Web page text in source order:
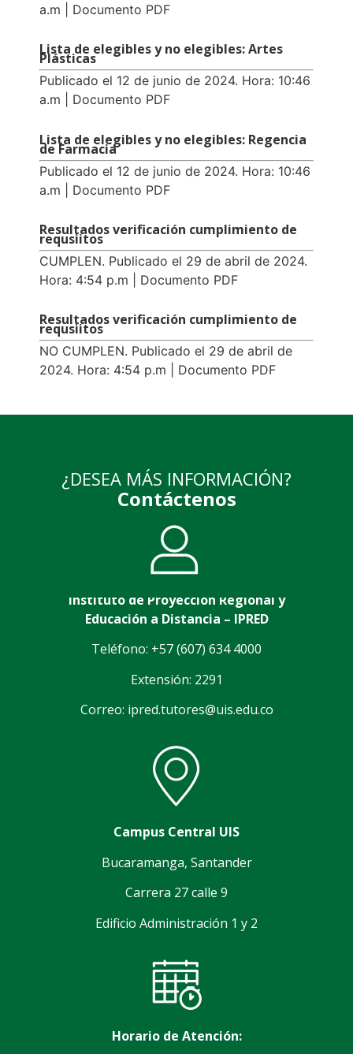
a.m | Documento PDF
Lista de elegibles y no elegibles: Artes
Plásticas
Publicado el 12 de junio de 2024. Hora: 10:46
a.m | Documento PDF
Lista de elegibles y no elegibles: Regencia
de Farmacia
Publicado el 12 de junio de 2024. Hora: 10:46
a.m | Documento PDF
Resultados verificación cumplimiento de
requsiitos
CUMPLEN. Publicado el 29 de abril de 2024.
Hora: 4:54 p.m | Documento PDF
Resultados verificación cumplimiento de
requsiitos
NO CUMPLEN. Publicado el 29 de abril de
2024. Hora: 4:54 p.m | Documento PDF
¿DESEA MÁS INFORMACIÓN?
Contáctenos
Instituto de Proyección Regional y
Educación a Distancia – IPRED
Teléfono: +57 (607) 634 4000
Extensión: 2291
Correo: ipred.tutores@uis.edu.co
Campus Central UIS
Bucaramanga, Santander
Carrera 27 calle 9
Edificio Administración 1 y 2
Horario de Atención: